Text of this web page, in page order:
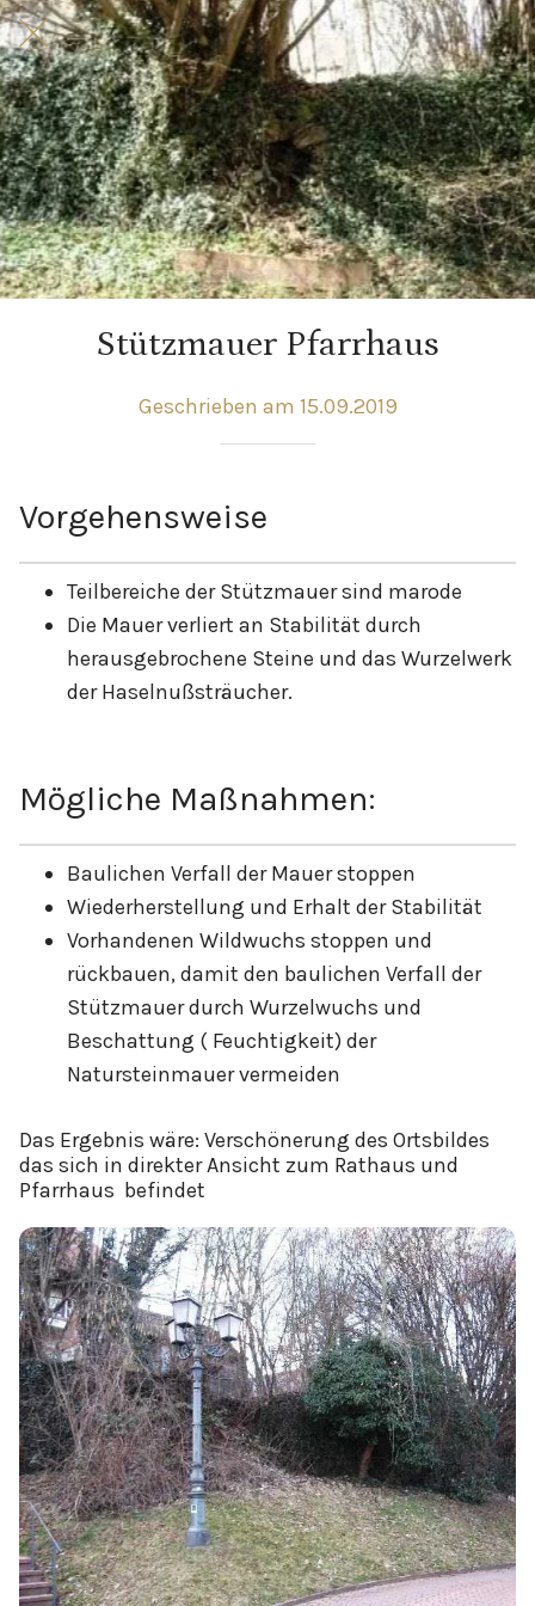
Stützmauer Pfarrhaus
Geschrieben am 15.09.2019
Vorgehensweise
Teilbereiche der Stützmauer sind marode
Die Mauer verliert an Stabilität durch
herausgebrochene Steine und das Wurzelwerk
der Haselnußsträucher.
Mögliche Maßnahmen:
Baulichen Verfall der Mauer stoppen
Wiederherstellung und Erhalt der Stabilität
Vorhandenen Wildwuchs stoppen und
rückbauen, damit den baulichen Verfall der
Stützmauer durch Wurzelwuchs und
Beschattung ( Feuchtigkeit) der
Natursteinmauer vermeiden
Das Ergebnis wäre: Verschönerung des Ortsbildes
das sich in direkter Ansicht zum Rathaus und
Pfarrhaus befindet